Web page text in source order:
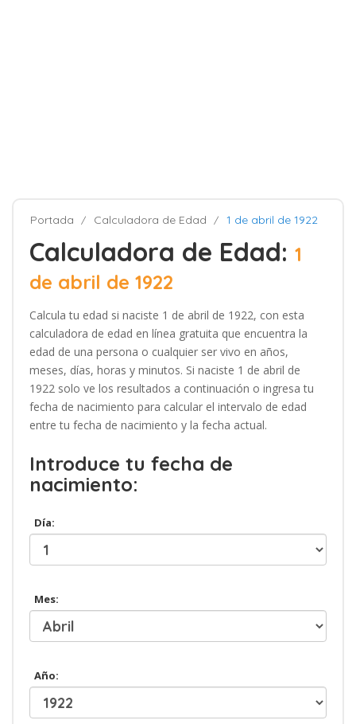
Portada Calculadora de Edad 1 de abril de 1922
Calculadora de Edad: 1
de abril de 1922
Calcula tu edad si naciste 1 de abril de 1922, con esta
calculadora de edad en línea gratuita que encuentra la
edad de una persona o cualquier ser vivo en años,
meses, días, horas y minutos. Si naciste 1 de abril de
1922 solo ve los resultados a continuación o ingresa tu
fecha de nacimiento para calcular el intervalo de edad
entre tu fecha de nacimiento y la fecha actual.
Introduce tu fecha de
nacimiento:
Día:
Mes:
Año: